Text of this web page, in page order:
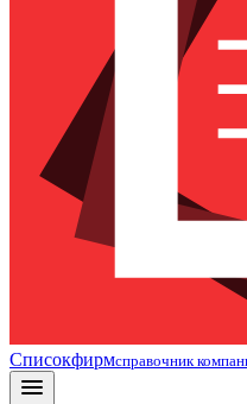
Списокфирмсправочник